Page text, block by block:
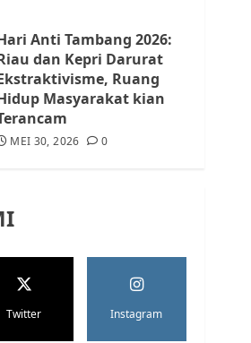
Anti Tambang 2026:
dan Kepri Darurat
Ruang
Masyarakat kian
MEI 30, 2026 0
Twitter Instagram